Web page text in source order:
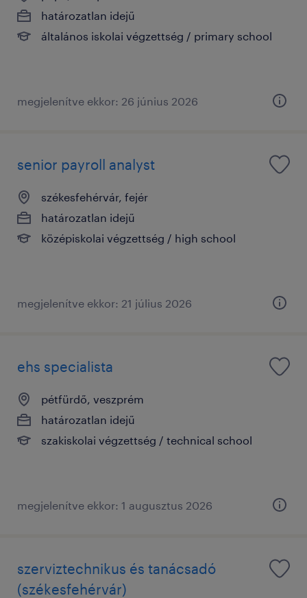
határozatlan idejű
általános iskolai végzettség / primary school
megjelenítve ekkor: 26 június 2026
senior payroll analyst
székesfehérvár, fejér
határozatlan idejű
középiskolai végzettség / high school
megjelenítve ekkor: 21 július 2026
ehs specialista
pétfürdő, veszprém
határozatlan idejű
szakiskolai végzettség / technical school
megjelenítve ekkor: 1 augusztus 2026
szerviztechnikus és tanácsadó
(székesfehérvár)